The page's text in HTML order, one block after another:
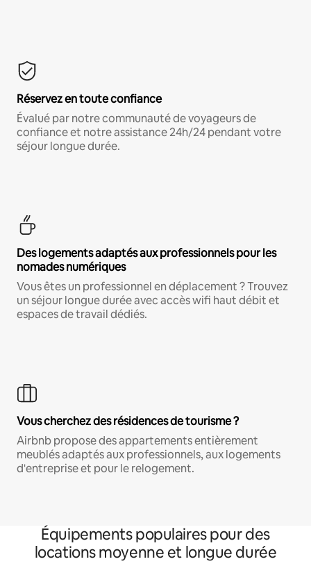
Réservez en toute confiance
Évalué par notre communauté de voyageurs de
confiance et notre assistance 24h/24 pendant votre
séjour longue durée.
Des logements adaptés aux professionnels pour les
nomades numériques
Vous êtes un professionnel en déplacement ? Trouvez
un séjour longue durée avec accès wifi haut débit et
espaces de travail dédiés.
Vous cherchez des résidences de tourisme ?
Airbnb propose des appartements entièrement
meublés adaptés aux professionnels, aux logements
d'entreprise et pour le relogement.
Équipements populaires pour des
locations moyenne et longue durée